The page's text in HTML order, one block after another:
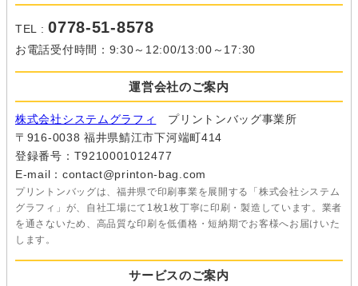
TEL :0778-51-8578
お電話受付時間：9:30～12:00/13:00～17:30
運営会社のご案内
株式会社システムグラフィ
プリントンバッグ事業所
〒916-0038 福井県鯖江市下河端町414
登録番号：T9210001012477
E-mail：contact@printon-bag.com
プリントンバッグは、福井県で印刷事業を展開する「株式会社システム
グラフィ」が、自社工場にて1枚1枚丁寧に印刷・製造しています。業者
を通さないため、高品質な印刷を低価格・短納期でお客様へお届けいた
します。
サービスのご案内